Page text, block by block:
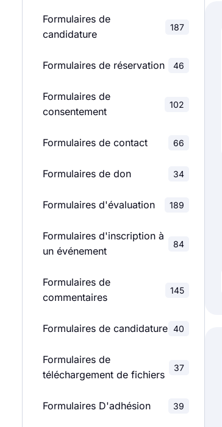
Formulaires de
candidature
187
Formulaires de réservation 46
Formulaires de
consentement
102
Formulaires de contact 66
Formulaires de don 34
Formulaires d'évaluation 189
Formulaires d'inscription à
un événement
84
Formulaires de
commentaires
145
Formulaires de candidature 40
Formulaires de
téléchargement de fichiers
37
Formulaires D'adhésion 39